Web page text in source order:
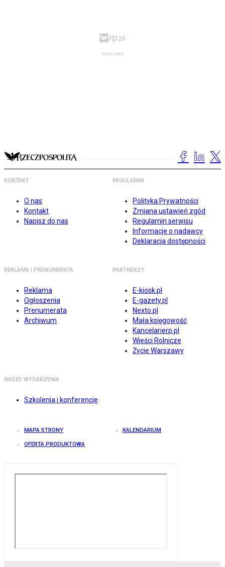
KONTAKT
O nas
Kontakt
Napisz do nas
REGULAMIN
Polityka Prywatności
Zmiana ustawień zgód
Regulamin serwisu
Informacje o nadawcy
Deklaracja dostępności
REKLAMA I PRENUMERATA
Reklama
Ogłoszenia
Prenumerata
Archiwum
PARTNERZY
E-kiosk.pl
E-gazety.pl
Nexto.pl
Mała księgowość
Kancelarierp.pl
Wieści Rolnicze
Życie Warszawy
NASZE WYDARZENIA
Szkolenia i konferencje
MAPA STRONY KALENDARIUM
OFERTA PRODUKTOWA